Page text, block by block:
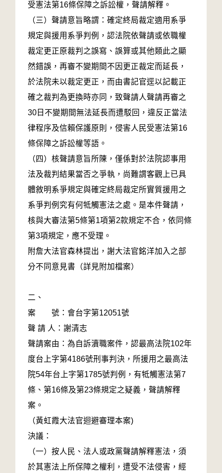
受憲法第16條保障之訴訟權，聲請解釋。
（三）聲請意旨略謂：確定終局裁定適用系爭
規定與援用系爭判例，認法院依聲請或依職權
裁定更正原裁判之誤寫、誤算或其他類此之顯
然錯誤，再審不變期間不因更正裁定而延長，
於法院未以裁定更正，而由書記官逕以記載正
確之裁判為更換時亦同，致聲請人聲請再審之
30日不變期間無法延長而遭駁回，違反正當法
律程序及信賴保護原則，侵害人民受憲法第16
條保障之訴訟權等語。
（四）核聲請意旨所陳，僅係對於法院認事用
法及裁判結果當否之爭執，尚難謂客觀上已具
體敘明系爭規定與確定終局裁定所實質援用之
系爭判例究有何牴觸憲法之處。是本件聲請，
核與大審法第5條第1項第2款規定不合，依同條
第3項規定，應不受理。
附詹大法官森林提出，謝大法官銘洋加入之部
分不同意見書（詳見附加檔案）
二、
案 號：會台字第12051號
聲 請 人：謝清志
聲請案由：為自訴瀆職案件，認最高法院102年
度台上字第4186號刑事判決，所援用之最高法
院54年台上字第1785號判例，有牴觸憲法第7
條、第16條及第23條規定之疑義，聲請解釋
案。
（黃虹霞大法官迴避審理本案)
決議：
（一）按人民、法人或政黨聲請解釋憲法，須
於其憲法上所保障之權利，遭受不法侵害，經